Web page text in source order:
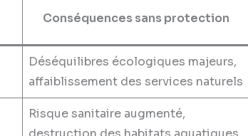
Conséquences sans protection
Déséquilibres écologiques majeurs,
affaiblissement des services naturels
Risque sanitaire augmenté,